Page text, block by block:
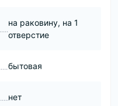
на раковину, на 1
отверстие
бытовая
нет